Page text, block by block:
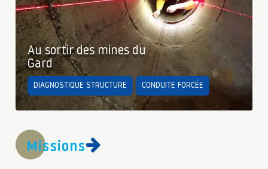
Au sortir des mines du
Gard
DIAGNOSTIQUE STRUCTURE CONDUITE FORCÉE
Missions